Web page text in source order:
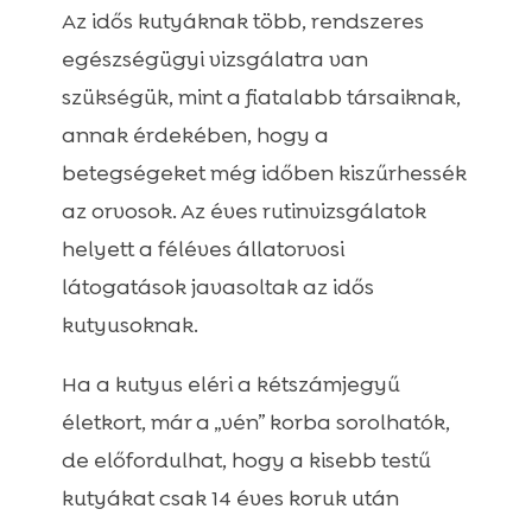
Az idős kutyáknak több, rendszeres
egészségügyi vizsgálatra van
szükségük, mint a fiatalabb társaiknak,
annak érdekében, hogy a
betegségeket még időben kiszűrhessék
az orvosok. Az éves rutinvizsgálatok
helyett a féléves állatorvosi
látogatások javasoltak az idős
kutyusoknak.
Ha a kutyus eléri a kétszámjegyű
életkort, már a „vén” korba sorolhatók,
de előfordulhat, hogy a kisebb testű
kutyákat csak 14 éves koruk után